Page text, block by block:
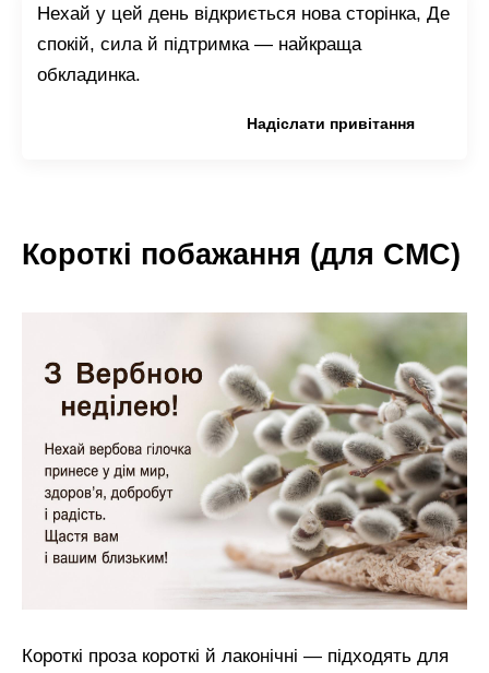
Нехай у цей день відкриється нова сторінка, Де
спокій, сила й підтримка — найкраща
обкладинка.
Надіслати привітання
Короткі побажання (для СМС)
Короткі проза короткі й лаконічні — підходять для